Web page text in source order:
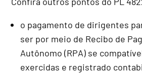
o pagamento de dirigentes
ser por meio de Recibo de
Autônomo (RPA) se
exercidas e registrado